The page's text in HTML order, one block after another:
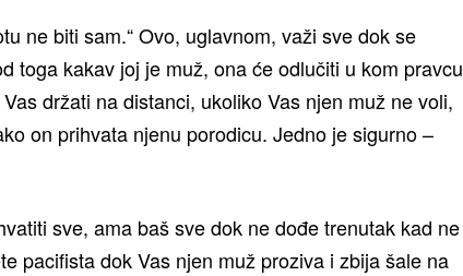
ne biti sam.“ Ovo, uglavnom, važi sve dok se
toga kakav joj je muž, ona će odlučiti u kom pravcu
držati na distanci, ukoliko Vas njen muž ne voli,
on prihvata njenu porodicu. Jedno je sigurno –
sve, ama baš sve dok ne dođe trenutak kad ne
pacifista dok Vas njen muž proziva i zbija šale na